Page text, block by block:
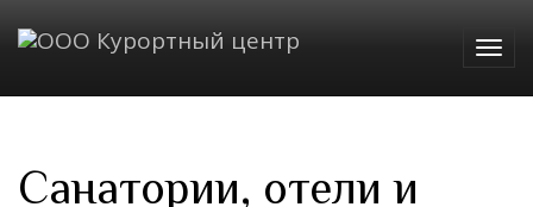
Санатории, отели и